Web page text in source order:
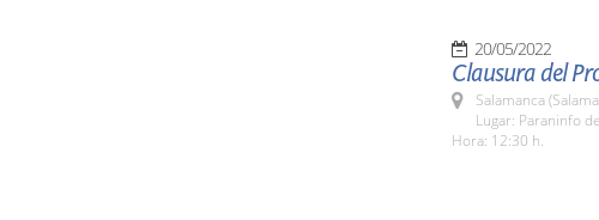
20/05/2022
Clausura del
Salamanca
Lugar: Paraninfo
Hora: 12:30 h.